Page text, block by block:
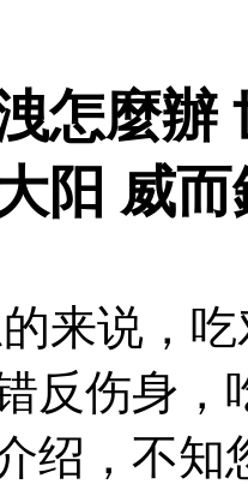
怎麼辦
阳 威
来说，
反伤身，
绍，不知